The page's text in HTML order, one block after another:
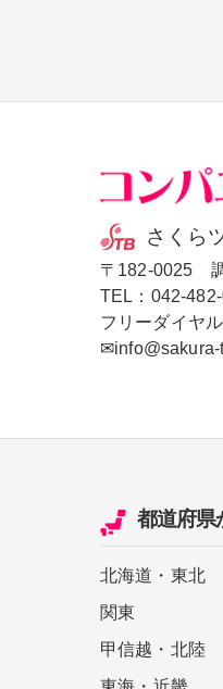
さくら
〒182-0025
TEL： 042-
フリーダイヤ
都道府県
北海道 ・ 東北
関東
甲信越 ・ 北陸